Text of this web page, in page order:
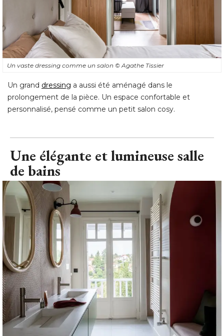
Un vaste dressing comme un salon © Agathe Tissier
Un grand dressing a aussi été aménagé dans le
prolongement de la pièce. Un espace confortable et
personnalisé, pensé comme un petit salon cosy.
Une élégante et lumineuse salle
de bains